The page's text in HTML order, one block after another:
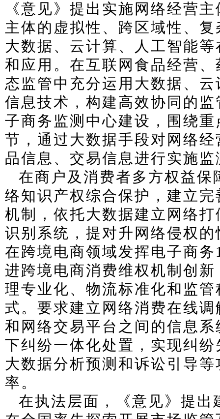
《意见》提出实施网络经营
主体的虚拟性、跨区域性、
大数据、云计算、人工智能
和应用。在互联网食品经营
态监管中充分运用大数据、
信息技术，构建高效协同的
子商务监测中心建设，围绕
节，通过大数据手段对网络
品信息、交易信息进行实施监
在商户及消费者多方权益
络知识产权综合保护，建立
机制，依托大数据建立网络
识别系统，提对升网络侵权
在跨境电商领域发挥电子商
进跨境电商消费维权机制创
理专业化、物流标准化和监
式。要求建立网络消费在线
和网络交易平台之间的信息
下纠纷一体化处置，实现纠
大数据分析预测和诉讼引导
率。
在执法层面，《意见》提